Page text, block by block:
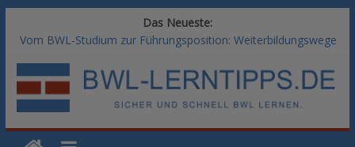
Das Neueste:
Vom BWL-Studium zur Führungsposition: Weiterbildungswege
Rechnungswesen im BWL-Studium: Digitale Tools für die
Finanzbuchhaltung
KI-Kompetenz im BWL-Studium: Controlling und
Datenanalyse verstehen